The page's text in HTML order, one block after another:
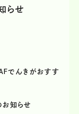
らせ
でんきがおすす
お知らせ